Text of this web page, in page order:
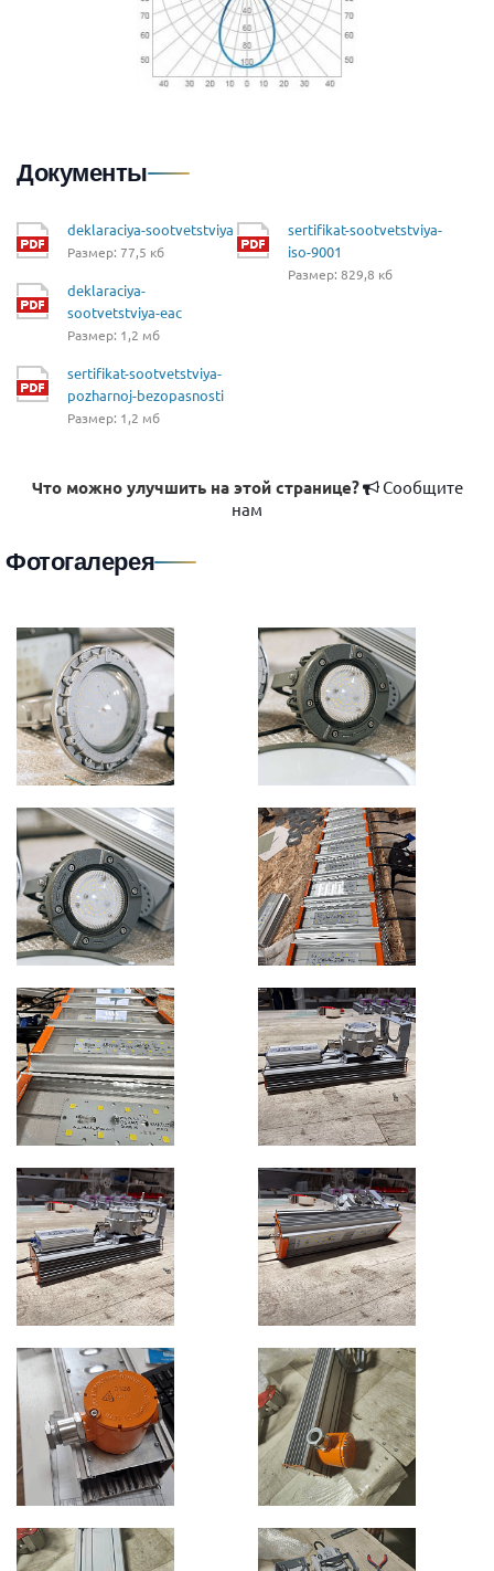
Документы
deklaraciya-sootvetstviya
Размер: 77,5 кб
deklaraciya-
sootvetstviya-eac
Размер: 1,2 мб
sertifikat-sootvetstviya-
pozharnoj-bezopasnosti
Размер: 1,2 мб
sertifikat-sootvetstviya-
iso-9001
Размер: 829,8 кб
Что можно улучшить на этой странице?
Сообщите
нам
Фотогалерея